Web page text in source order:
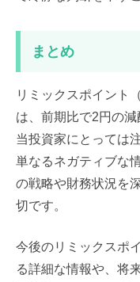
まとめ
リミックスポイント
は、前期比で2円の
当投資家にとっては
単なるネガティブな
の戦略や財務状況を
切です。
今後のリミックスポ
る詳細な情報や、将